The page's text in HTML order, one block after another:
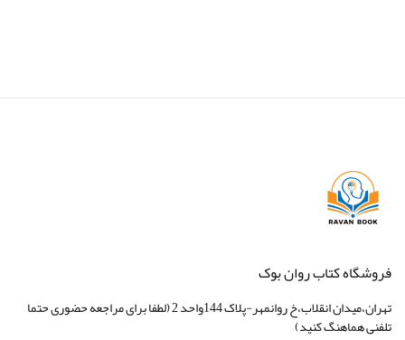
انتشارات امیرکبیر
انتشارات بعثت
فروشگاه کتاب روان بوک
تهران،میدان انقلاب،خ روانمهر-پلاک 144واحد 2 (لطفا برای مراجعه حضوری حتما
تلفنی هماهنگ کنید)